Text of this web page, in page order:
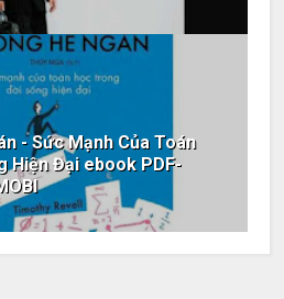
- Sức Mạnh Của Toán
Hiện Đại ebook PDF-